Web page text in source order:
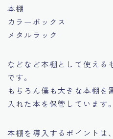
本棚
カラーボックス
メタルラック
などなど本棚として使える
です。
もちろん僕も大きな本棚を
入れた本を保管しています。
本棚を導入するポイントは